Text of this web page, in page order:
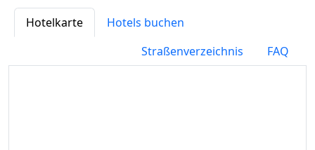
Hotelkarte
Hotels buchen
Straßenverzeichnis
FAQ